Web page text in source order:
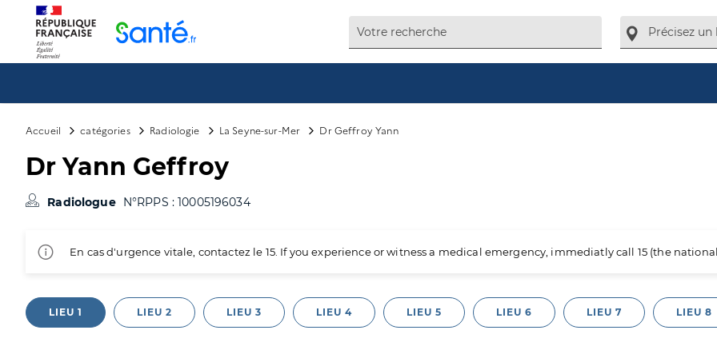
Accueil catégories Radiologie La Seyne-sur-Mer Dr Geffroy Yann
Dr Yann Geffroy
Radiologue N°RPPS : 10005196034
En cas d'urgence vitale, contactez le 15. If you experience or witness a medical emergency, immediatly call 15 (the
LIEU 1 LIEU 2 LIEU 3 LIEU 4 LIEU 5 LIEU 6 LIEU 7 LIEU 8
Panneau de gestion des cookies